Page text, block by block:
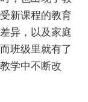
新课程的教育
异，以及家庭
班级里就有了
学中不断改